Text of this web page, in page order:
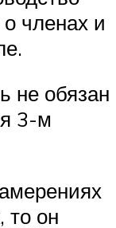
членах и
не обязан
3-м
то он